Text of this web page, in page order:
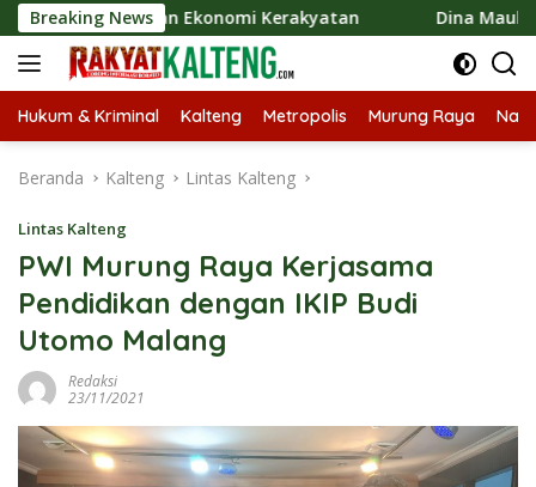
Langsung
ke
konten
Breaking News
Ekonomi Kerakyatan Dina Maulidah Apresiasi
Hukum & Kriminal Kalteng Metropolis Murung Raya
Beranda Kalteng Lintas Kalteng
Lintas Kalteng
PWI Murung Raya Kerjasama
Pendidikan dengan IKIP Budi
Utomo Malang
Redaksi
23/11/2021